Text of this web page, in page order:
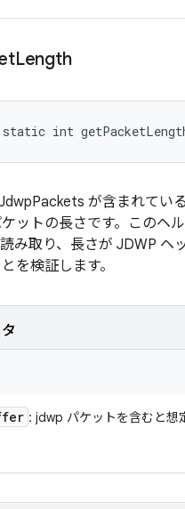
Length
int
JdwpPackets が含まれてい
ットの長さです。このヘ
み取り、長さが JDWP ヘ
を検証します。
: jdwp パケットを含むと想